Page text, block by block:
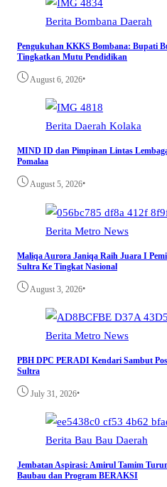
Berita Bombana Daerah
Pengukuhan KKKS Bombana: Bupati
Tingkatkan Mutu Pendidikan
August 6, 2026•
Berita Daerah Kolaka
MIND ID dan Pimpinan Lintas
Pomalaa
August 5, 2026•
Berita Metro News
Maliqa Aurora Janiqa Raih Juara I
Sultra Ke Tingkat Nasional
August 3, 2026•
Berita Metro News
PBH DPC PERADI Kendari Sambut
Sultra
July 31, 2026•
Berita Bau Bau Daerah
Jembatan Aspirasi: Amirul Tamim
Baubau dan Program BERAKSI